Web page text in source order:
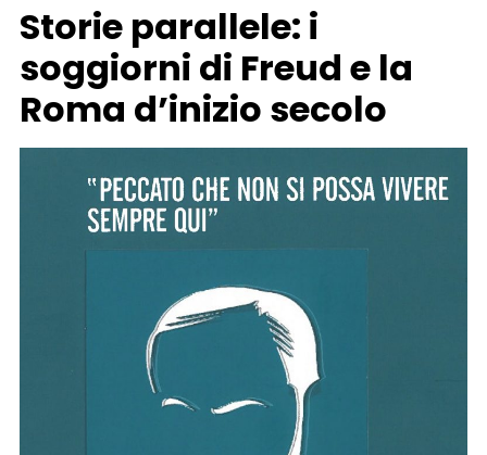
Storie parallele: i
soggiorni di Freud e la
Roma d’inizio secolo